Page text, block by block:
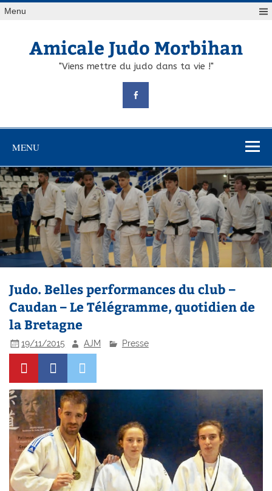
Skip
toMenu
Amicale Judo Morbihan
"Viens mettre du judo dans ta vie !"
MENU
Judo. Belles performances du club –
Caudan – Le Télégramme, quotidien de
la Bretagne
19/11/2015 AJM Presse